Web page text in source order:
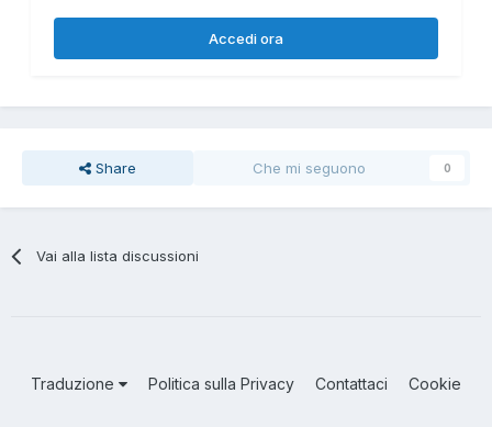
Accedi ora
Share Che mi seguono 0
Vai alla lista discussioni
Traduzione Politica sulla Privacy Contattaci Cookie